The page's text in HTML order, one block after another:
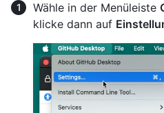
Wähle in der Menüleiste
klicke dann auf